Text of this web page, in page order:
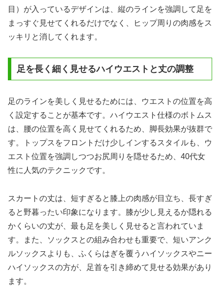
目）が入っているデザインは、縦のラインを強調して足を
まっすぐ見せてくれるだけでなく、ヒップ周りの肉感をス
ッキリと消してくれます。
足を長く細く見せるハイウエストと丈の調整
足のラインを美しく見せるためには、ウエストの位置を高
く設定することが基本です。ハイウエスト仕様のボトムス
は、腰の位置を高く見せてくれるため、脚長効果が抜群で
す。トップスをフロントだけ少しインするスタイルも、ウ
エスト位置を強調しつつお尻周りを隠せるため、40代女
性に人気のテクニックです。
スカートの丈は、短すぎると膝上の肉感が目立ち、長すぎ
ると野暮ったい印象になります。膝が少し見えるか隠れる
かくらいの丈が、最も足を美しく見せると言われていま
す。また、ソックスとの組み合わせも重要で、短いアンク
ルソックスよりも、ふくらはぎを覆うハイソックスやニー
ハイソックスの方が、足首を引き締めて見せる効果があり
ます。